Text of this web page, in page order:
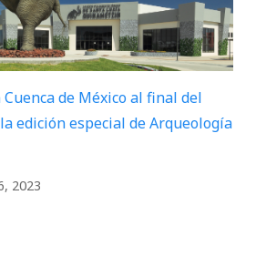
de México al final del
edición especial de Arqueología
2023